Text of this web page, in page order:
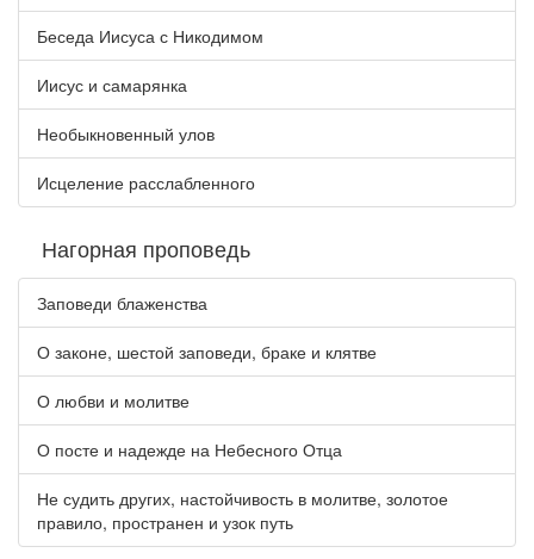
Беседа Иисуса с Никодимом
Иисус и самарянка
Необыкновенный улов
Исцеление расслабленного
Нагорная проповедь
Заповеди блаженства
О законе, шестой заповеди, браке и клятве
О любви и молитве
О посте и надежде на Небесного Отца
Не судить других, настойчивость в молитве, золотое
правило, пространен и узок путь